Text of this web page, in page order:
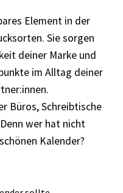
Element in der
Sie sorgen
deiner Marke und
im Alltag deiner
Büros, Schreibtische
wer hat nicht
Kalender?